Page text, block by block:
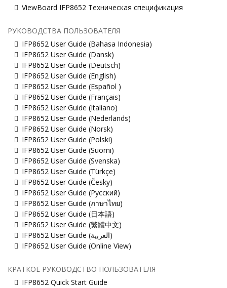
ViewBoard IFP8652 Техническая спецификация
РУКОВОДСТВА ПОЛЬЗОВАТЕЛЯ
IFP8652 User Guide (Bahasa Indonesia)
IFP8652 User Guide (Dansk)
IFP8652 User Guide (Deutsch)
IFP8652 User Guide (English)
IFP8652 User Guide (Español )
IFP8652 User Guide (Français)
IFP8652 User Guide (Italiano)
IFP8652 User Guide (Nederlands)
IFP8652 User Guide (Norsk)
IFP8652 User Guide (Polski)
IFP8652 User Guide (Suomi)
IFP8652 User Guide (Svenska)
IFP8652 User Guide (Türkçe)
IFP8652 User Guide (Česky)
IFP8652 User Guide (Русский)
IFP8652 User Guide (ภาษาไทย)
IFP8652 User Guide (日本語)
IFP8652 User Guide (繁體中文)
IFP8652 User Guide (ﺍﻟﻌﺭﺑﻳﺔ)
IFP8652 User Guide (Online View)
КРАТКОЕ РУКОВОДСТВО ПОЛЬЗОВАТЕЛЯ
IFP8652 Quick Start Guide